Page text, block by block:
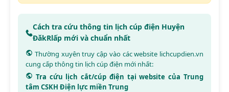
Cách tra cứu thông tin lịch cúp điện Huyện
ĐăkRlấp mới và chuẩn nhất
Thường xuyên truy cập vào các website lichcupdien.vn
cung cấp thông tin lịch cúp điện mới nhất:
Tra cứu lịch cắt/cúp điện tại website của Trung
tâm CSKH Điện lực miền Trung